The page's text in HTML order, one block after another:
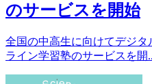
のサービスを開始
全国の中高生に向けてデジ
ライン学習塾のサービスを開